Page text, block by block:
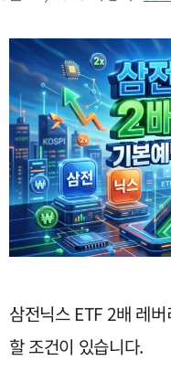
삼전닉스 ETF 2배 레
할 조건이 있습니다.